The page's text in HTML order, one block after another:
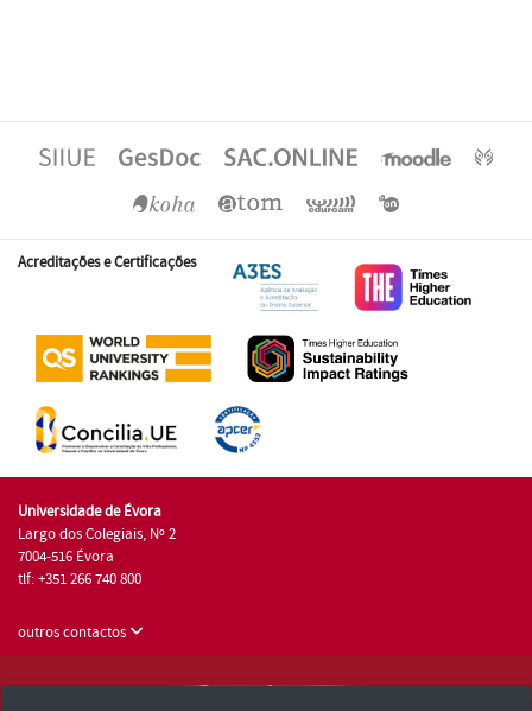
Acreditações e Certificações
Universidade de Évora
Largo dos Colegiais, Nº 2
7004-516 Évora
tlf: +351 266 740 800
outros contactos